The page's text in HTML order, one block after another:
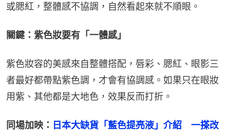
或腮紅，整體感不協調，自然看起來就不順眼。
關鍵：紫色妝要有「一體感」
紫色妝容的美感來自整體搭配，唇彩、腮紅、眼影三
者最好都帶點紫色調，才會有協調感。如果只在眼妝
用紫、其他都是大地色，效果反而打折。
同場加映： 日本大缺貨「藍色提亮液」介紹　一搽改